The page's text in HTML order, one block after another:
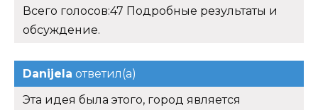
Всего голосов:47 Подробные результаты и
обсуждение.
Danijela ответил(а)
Эта идея была этого, город является